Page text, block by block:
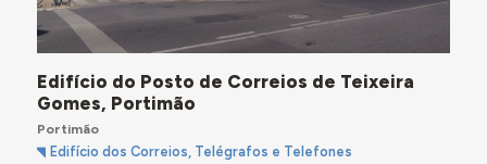
Edifício do Posto de Correios de Teixeira
Gomes, Portimão
Portimão
Edifício dos Correios, Telégrafos e Telefones